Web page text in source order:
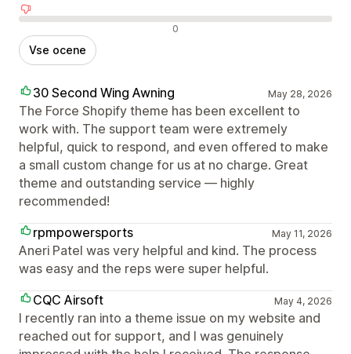
0
Vse ocene
30 Second Wing Awning May 28, 2026
The Force Shopify theme has been excellent to
work with. The support team were extremely
helpful, quick to respond, and even offered to make
a small custom change for us at no charge. Great
theme and outstanding service — highly
recommended!
rpmpowersports
May 11, 2026
Aneri Patel was very helpful and kind. The process
was easy and the reps were super helpful.
CQC Airsoft
May 4, 2026
I recently ran into a theme issue on my website and
reached out for support, and I was genuinely